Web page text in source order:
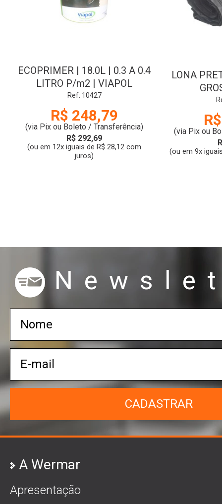
ECOPRIMER | 18.0L | 0.3 A 0.4
LITRO P/m2 | VIAPOL
Ref: 10427
R$ 248,79
(via Pix ou Boleto / Transferência)
R$ 292,69
(ou em 12x iguais de R$ 28,12 com
juros)
LONA
(via Pix ou
(ou em 9x
CADASTRAR
A Wermar
Apresentação